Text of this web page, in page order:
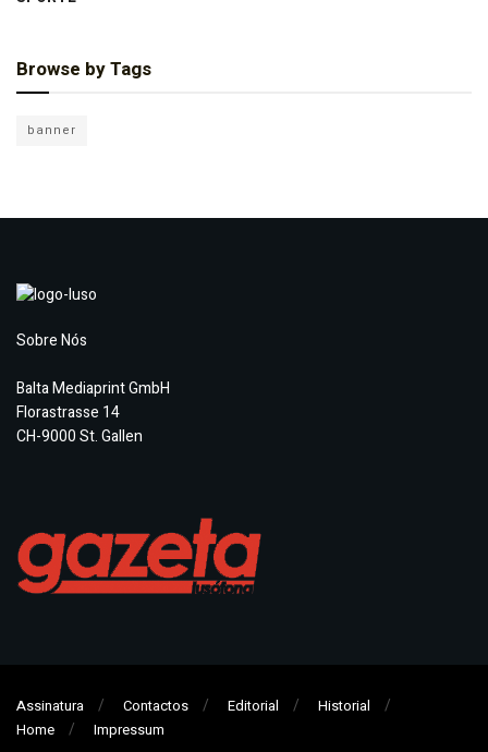
Browse by Tags
banner
Sobre Nós
Balta Mediaprint GmbH
Florastrasse 14
CH-9000 St. Gallen
Assinatura Contactos Editorial
Historial
Home
Impressum